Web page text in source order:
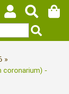
coronarium) -